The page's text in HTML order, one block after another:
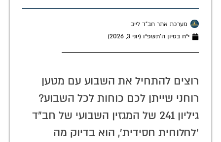
מערכת אתר חב"ד לייב
י״ח בסיון ה׳תשפ״ו (יוני 3, 2026)
רוצים להתחיל את השבוע עם מטען
רוחני שייתן לכם כוחות לכל השבוע?
גיליון 241 של המגזין השבועי של חב"ד
'לחלוחית חסידית', הוא בדיוק מה